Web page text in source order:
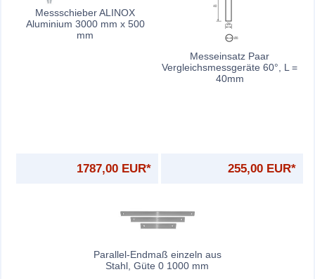
Messschieber ALINOX
Aluminium 3000 mm x 500
mm
1787,00 EUR*
Messeinsatz Paar
Vergleichsmessgeräte 60°, L =
40mm
255,00 EUR*
Parallel-Endmaß einzeln aus
Stahl, Güte 0 1000 mm